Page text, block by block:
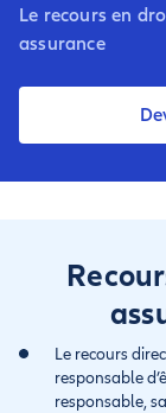
Le recours en
assurance
Le recours
responsable
responsable,